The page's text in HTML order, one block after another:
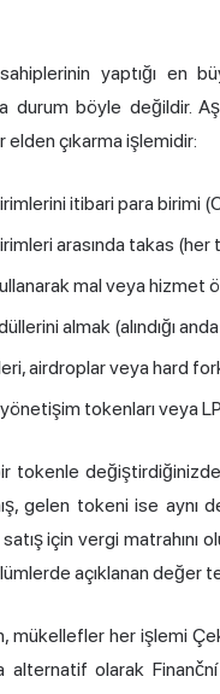
yaptığı en
durum böyle değildir.
çıkarma işlemidir:
itibari para birimi
arasında takas (her
mal veya hizmet
almak (alındığı
airdroplar veya hard
tokenları veya
tokenle
gelen tokeni ise aynı
için vergi
açıklanan değer
mükellefler her işlemi
olarak Finanční